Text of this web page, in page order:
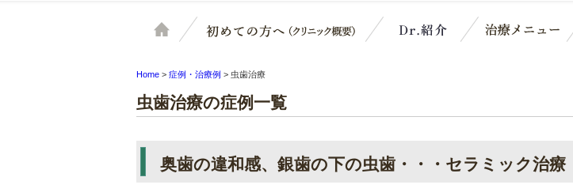
ホーム クリニック概要(初めての方へ)
スタッフ紹介
Home > 症例・治療例 > 虫歯治療
虫歯治療の症例一覧
奥歯の違和感、銀歯の下の虫歯・・・セラミック治療